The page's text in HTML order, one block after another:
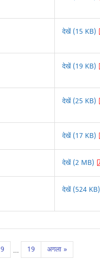
देखें (15 KB)
देखें (19 KB)
देखें (25 KB)
देखें (17 KB)
देखें (2 MB)
देखें (524 KB)
9 ... 19 अगला »